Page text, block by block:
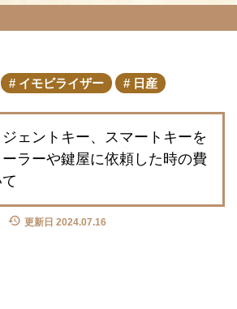
イモビライザー 日産
ェントキー、スマートキーを
ラーや鍵屋に依頼した時の費
更新日 2024.07.16